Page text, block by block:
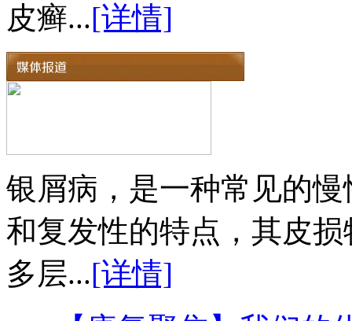
皮癣...[详情]
银屑病，是一种常见的
和复发性的特点，其皮
多层...[详情]